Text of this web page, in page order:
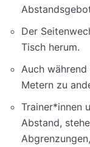
Der
Tisch herum.
Auch
Metern zu
Trainer*innen
Abstand,